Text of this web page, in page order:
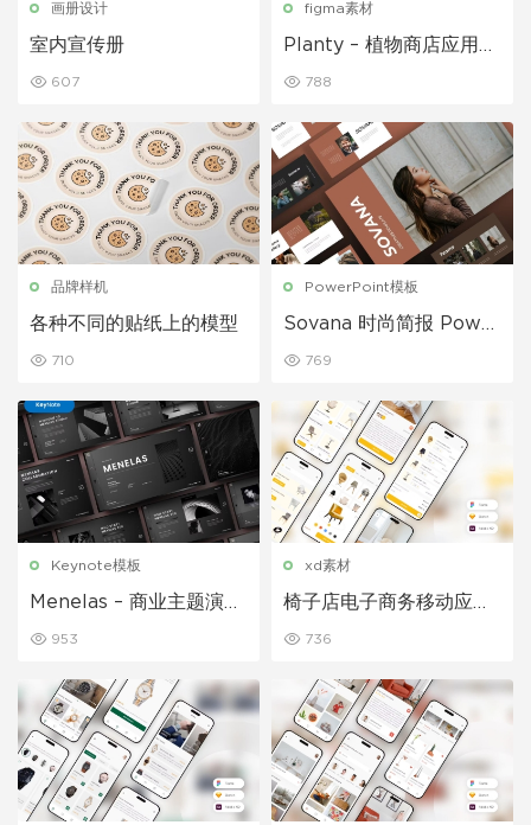
画册设计
室内宣传册
607
figma素材
Planty – 植物商店应用程
788
品牌样机
各种不同的贴纸上的模型
710
PowerPoint模板
Sovana 时尚简报 Power
769
Keynote模板
Menelas – 商业主题演讲
953
xd素材
椅子店电子商务移动应用
736